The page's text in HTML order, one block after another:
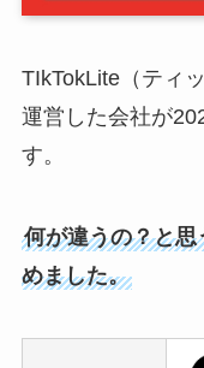
TIkTokLite（ティ
運営した会社が
す。
何が違うの？と
めました。